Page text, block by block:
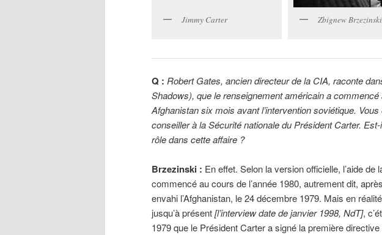
Jimmy Carter Zbignew
Q : Robert Gates, ancien directeur de la CIA, raconte
Shadows), que le renseignement américain a
Afghanistan six mois avant l’intervention soviétique.
conseiller à la Sécurité nationale du Président Carter.
rôle dans cette affaire ?
Brzezinski : En effet. Selon la version officielle, l’aide de
commencé au cours de l’année 1980, autrement dit,
envahi l’Afghanistan, le 24 décembre 1979. Mais en
jusqu’à présent[l’interview date de janvier 1998, NdT],
1979 que le Président Carter a signé la première